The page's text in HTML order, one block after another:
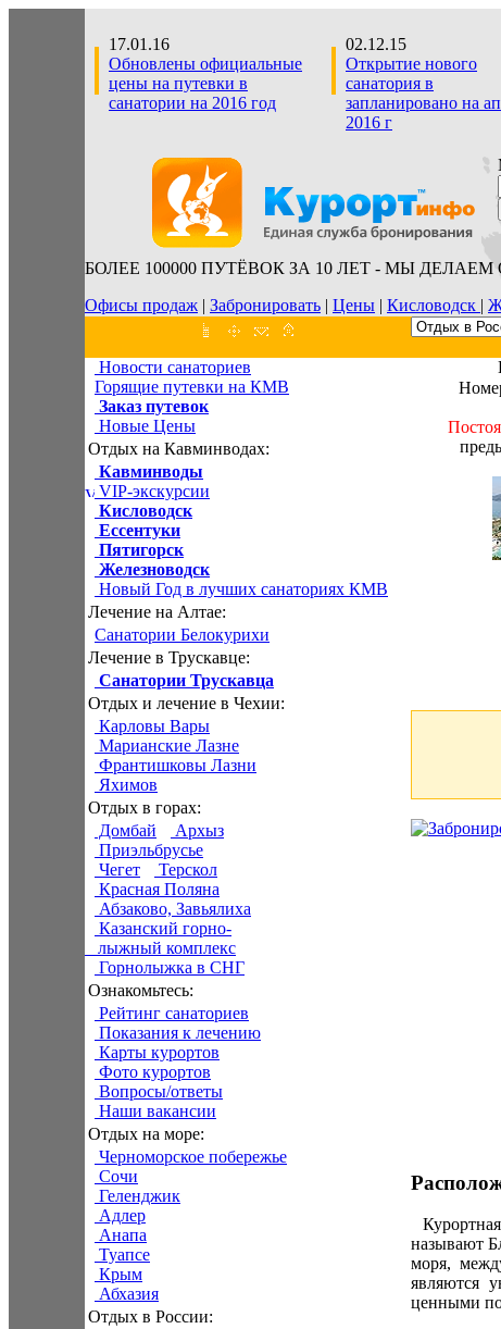
17.01.16
Обновлены официальные
цены на путевки в
санатории на 2016 год
02.12.15
Открытие нового
санатория в
запланировано на
2016 г
БОЛЕЕ 100000 ПУТЁВОК ЗА 10 ЛЕТ - МЫ
Офисы продаж | Забронировать | Цены | Кисловодск |
Новости санаториев
Горящие путевки на КМВ
Заказ путевок
Новые Цены
Отдых на Кавминводах:
Кавминводы
VIP-экскурсии
Кисловодск
Ессентуки
Пятигорск
Железноводск
Новый Год в лучших санаториях КМВ
Лечение на Алтае:
Санатории Белокурихи
Лечение в Трускавце:
Санатории Трускавца
Отдых и лечение в Чехии:
Карловы Вары
Марианские Лазне
Франтишковы Лазни
Яхимов
Отдых в горах:
Домбай
Архыз
Приэльбрусье
Чегет
Терскол
Красная Поляна
Абзаково, Завьялиха
Казанский горно-
лыжный комплекс
Горнолыжка в СНГ
Ознакомьтесь:
Рейтинг санаториев
Показания к лечению
Карты курортов
Фото курортов
Вопросы/ответы
Наши вакансии
Отдых на море:
Черноморское побережье
Сочи
Геленджик
Адлер
Анапа
Туапсе
Крым
Абхазия
Отдых в России:
называют
моря,
являются
ценными